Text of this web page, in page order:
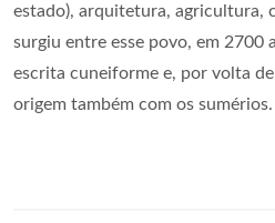
estado), arquitetura, agricultura,
surgiu entre esse povo, em 2700
escrita cuneiforme e, por volta
origem também com os sumérios.